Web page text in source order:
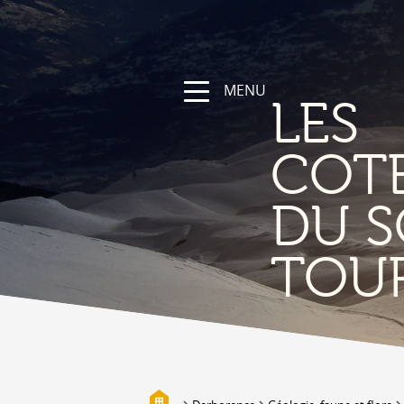
NATURA
La regione
Sentieri escursionistici e sportivi
Vallese a bici
Montagna
Galleria fotografica
MENU
LES
DU